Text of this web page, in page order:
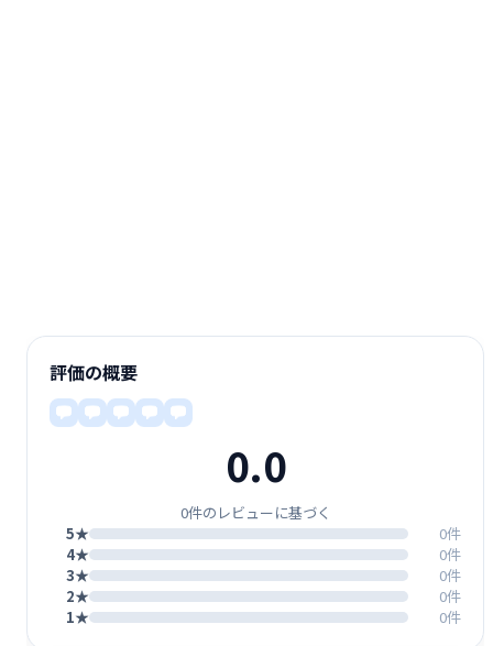
評価の概要
0.0
0件のレビューに基づく
5★
0件
4★
0件
3★
0件
2★
0件
1★
0件